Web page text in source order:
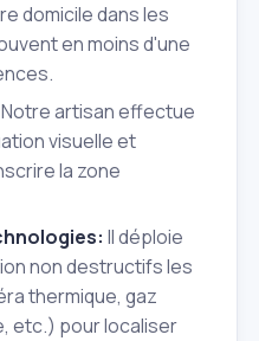
domicile dans les
en moins d'une
Notre artisan effectue
visuelle et
la zone
Il déploie
non destructifs les
thermique, gaz
etc.) pour localiser